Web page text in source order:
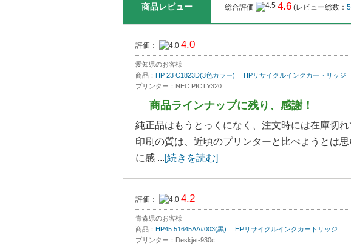
商品レビュー 総合評価 4.6 (レビュー総数：
評価： 4.0
愛知県のお客様
商品： HP 23 C1823D(3色カラー) HPリサイクルインクカートリッジ
プリンター：NEC PICTY320
商品ラインナップに残り、感謝！
純正品はもうとっくになく、注文時には在庫切
印刷の質は、近頃のプリンターと比べようとは
に感 ...[続きを読む]
評価： 4.2
青森県のお客様
商品： HP45 51645AA#003(黒) HPリサイクルインクカートリッジ
プリンター：Deskjet-930c